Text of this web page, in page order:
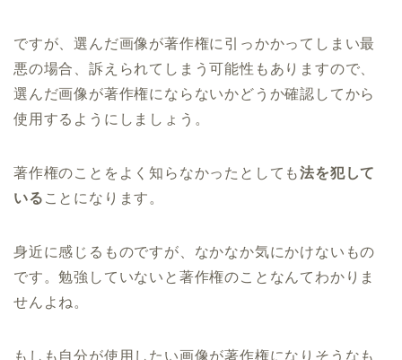
ですが、選んだ画像が著作権に引っかかってしまい最
悪の場合、訴えられてしまう可能性もありますので、
選んだ画像が著作権にならないかどうか確認してから
使用するようにしましょう。
著作権のことをよく知らなかったとしても法を犯して
いる ことになります。
身近に感じるものですが、なかなか気にかけないもの
です。勉強していないと著作権のことなんてわかりま
せんよね。
もしも自分が使用したい画像が著作権になりそうなも